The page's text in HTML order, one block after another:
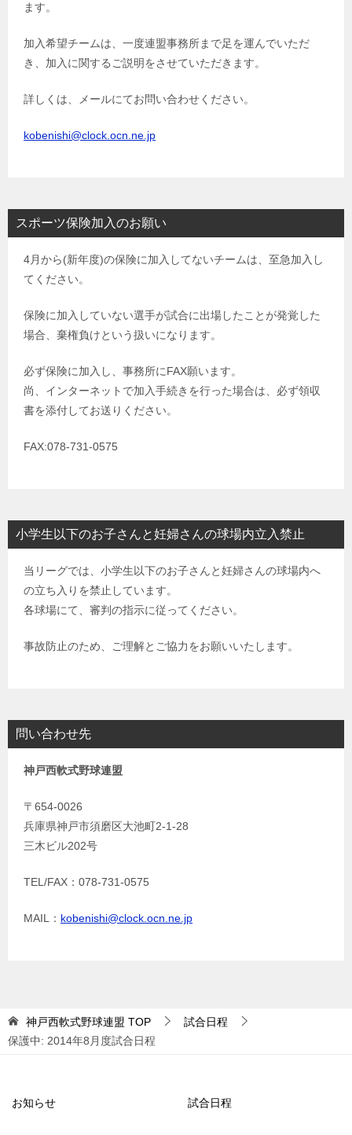
ます。
加入希望チームは、一度連盟事務所まで足を運んでいただ
き、加入に関するご説明をさせていただきます。
詳しくは、メールにてお問い合わせください。
kobenishi@clock.ocn.ne.jp
スポーツ保険加入のお願い
4月から(新年度)の保険に加入してないチームは、至急加入し
てください。
保険に加入していない選手が試合に出場したことが発覚した
場合、棄権負けという扱いになります。
必ず保険に加入し、事務所にFAX願います。
尚、インターネットで加入手続きを行った場合は、必ず領収
書を添付してお送りください。
FAX:078-731-0575
小学生以下のお子さんと妊婦さんの球場内立入禁止
当リーグでは、小学生以下のお子さんと妊婦さんの球場内へ
の立ち入りを禁止しています。
各球場にて、審判の指示に従ってください。
事故防止のため、ご理解とご協力をお願いいたします。
問い合わせ先
神戸西軟式野球連盟
〒654-0026
兵庫県神戸市須磨区大池町2-1-28
三木ビル202号
TEL/FAX：078-731-0575
MAIL： kobenishi@clock.ocn.ne.jp
神戸西軟式野球連盟 TOP
試合日程
保護中: 2014年8月度試合日程
お知らせ 試合日程